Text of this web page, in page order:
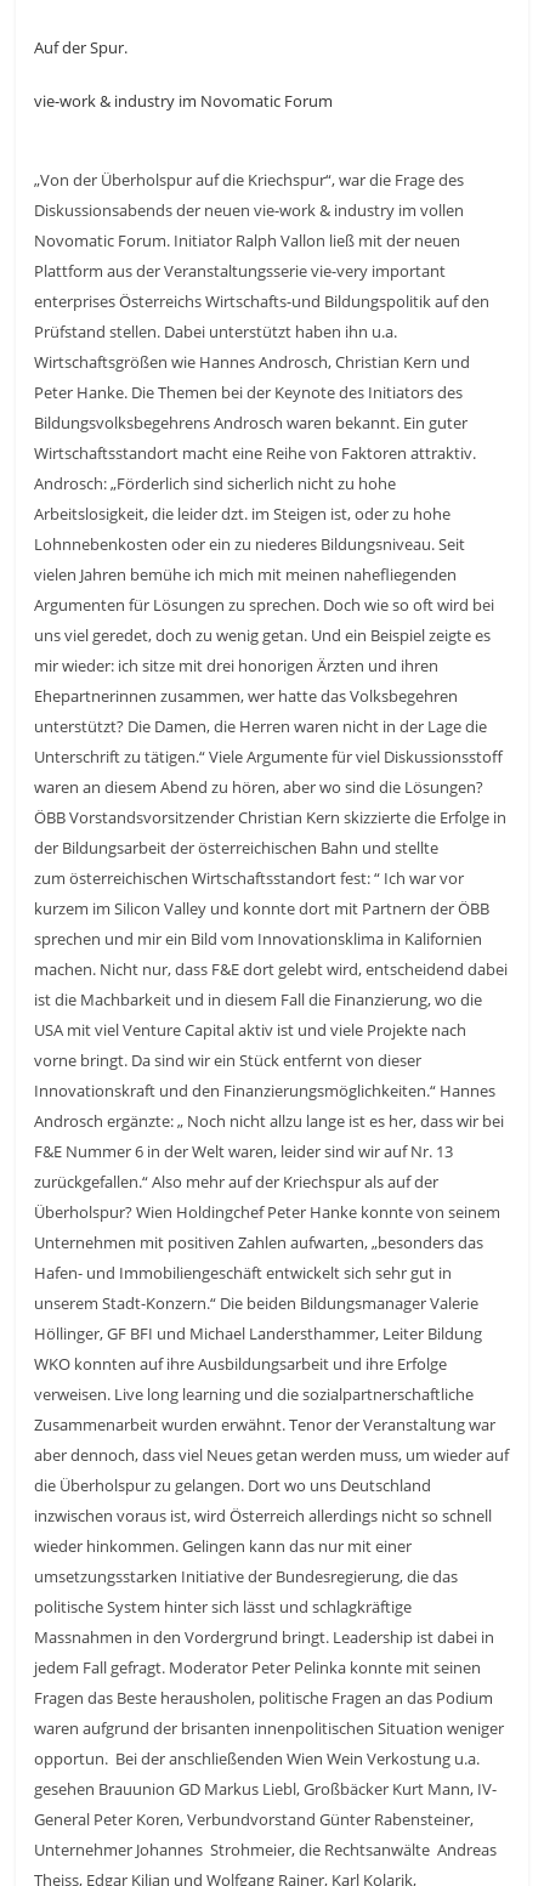
Auf der Spur.
vie-work & industry im Novomatic Forum
„Von der Überholspur auf die Kriechspur“, war die Frage des
Diskussionsabends der neuen vie-work & industry im vollen
Novomatic Forum. Initiator Ralph Vallon ließ mit der neuen
Plattform aus der Veranstaltungsserie vie-very important
enterprises Österreichs Wirtschafts-und Bildungspolitik auf den
Prüfstand stellen. Dabei unterstützt haben ihn u.a.
Wirtschaftsgrößen wie Hannes Androsch, Christian Kern und
Peter Hanke. Die Themen bei der Keynote des Initiators des
Bildungsvolksbegehrens Androsch waren bekannt. Ein guter
Wirtschaftsstandort macht eine Reihe von Faktoren attraktiv.
Androsch: „Förderlich sind sicherlich nicht zu hohe
Arbeitslosigkeit, die leider dzt. im Steigen ist, oder zu hohe
Lohnnebenkosten oder ein zu niederes Bildungsniveau. Seit
vielen Jahren bemühe ich mich mit meinen nahefliegenden
Argumenten für Lösungen zu sprechen. Doch wie so oft wird bei
uns viel geredet, doch zu wenig getan. Und ein Beispiel zeigte es
mir wieder: ich sitze mit drei honorigen Ärzten und ihren
Ehepartnerinnen zusammen, wer hatte das Volksbegehren
unterstützt? Die Damen, die Herren waren nicht in der Lage die
Unterschrift zu tätigen.“ Viele Argumente für viel Diskussionsstoff
waren an diesem Abend zu hören, aber wo sind die Lösungen?
ÖBB Vorstandsvorsitzender Christian Kern skizzierte die Erfolge in
der Bildungsarbeit der österreichischen Bahn und stellte
zum österreichischenWirtschaftsstandort fest: “ Ich war vor
kurzem im Silicon Valley und konnte dort mit Partnern der ÖBB
sprechen und mir ein Bild vom Innovationsklima in Kalifornien
machen. Nicht nur, dass F&E dort gelebt wird, entscheidend dabei
ist die Machbarkeit und in diesem Fall die Finanzierung, wo die
USA mit viel Venture Capital aktiv ist und viele Projekte nach
vorne bringt. Da sind wir ein Stück entfernt von dieser
Innovationskraft und den Finanzierungsmöglichkeiten.“ Hannes
Androsch ergänzte: „ Noch nicht allzu lange ist es her, dass wir bei
F&E Nummer 6 in der Welt waren, leider sind wir auf Nr. 13
zurückgefallen.“ Also mehr auf der Kriechspur als auf der
Überholspur? Wien Holdingchef Peter Hanke konnte von seinem
Unternehmen mit positiven Zahlen aufwarten, „besonders das
Hafen- und Immobiliengeschäft entwickelt sich sehr gut in
unserem Stadt-Konzern.“ Die beiden Bildungsmanager Valerie
Höllinger, GF BFI und Michael Landersthammer, Leiter Bildung
WKO konnten auf ihre Ausbildungsarbeit und ihre Erfolge
verweisen. Live long learning und die sozialpartnerschaftliche
Zusammenarbeit wurden erwähnt. Tenor der Veranstaltung war
aber dennoch, dass viel Neues getan werden muss, um wieder auf
die Überholspur zu gelangen. Dort wo uns Deutschland
inzwischen voraus ist, wird Österreich allerdings nicht so schnell
wieder hinkommen. Gelingen kann das nur mit einer
umsetzungsstarken Initiative der Bundesregierung, die das
politische System hinter sich lässt und schlagkräftige
Massnahmen in den Vordergrund bringt. Leadership ist dabei in
jedem Fall gefragt. Moderator Peter Pelinka konnte mit seinen
Fragen das Beste herausholen, politische Fragen an das Podium
waren aufgrund der brisanten innenpolitischen Situation weniger
opportun. Bei der anschließenden Wien Wein Verkostung u.a.
gesehen Brauunion GD Markus Liebl, Großbäcker Kurt Mann, IV-
General Peter Koren, Verbundvorstand Günter Rabensteiner,
Unternehmer Johannes Strohmeier, die Rechtsanwälte Andreas
Theiss, Edgar Kilian und Wolfgang Rainer, Karl Kolarik,